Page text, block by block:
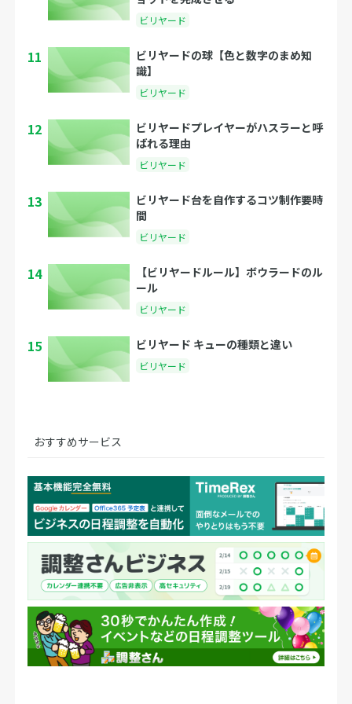
ビリヤード
11
ビリヤードの球【色と数字のまめ知
識】
ビリヤード
12
ビリヤードプレイヤーがハスラーと呼
ばれる理由
ビリヤード
13
ビリヤード台を自作するコツ制作要時
間
ビリヤード
14
【ビリヤードルール】ボウラードのル
ール
ビリヤード
15 ビリヤード キューの種類と違い
ビリヤード
おすすめサービス